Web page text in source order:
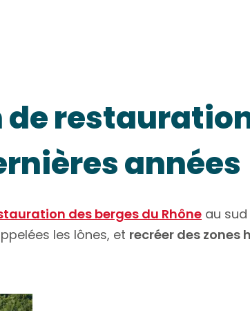
de
années
des berges du Rhône au sud
les lônes, et recréer des zones